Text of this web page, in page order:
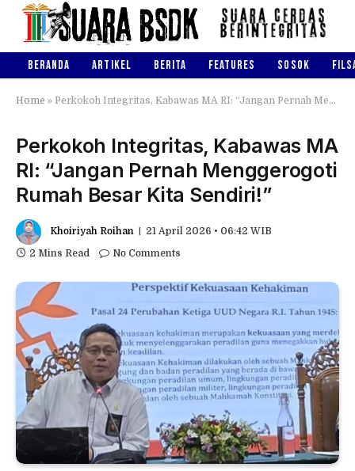
BERANDA ARTIKEL BERITA FEATURES SOSOK
Home » Perkokoh Integritas, Kabawas MA RI: “Jangan Pernah Menggerogoti Rumah Besar Kita Sendiri!”
Perkokoh Integritas, Kabawas MA
RI: “Jangan Pernah Menggerogoti
Rumah Besar Kita Sendiri!”
Khoiriyah Roihan
21 April 2026 • 06:42 WIB
2 Mins Read
No Comments